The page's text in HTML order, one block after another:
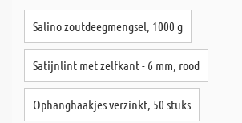
Salino zoutdeegmengsel, 1000 g
Satijnlint met zelfkant - 6 mm, rood
Ophanghaakjes verzinkt, 50 stuks